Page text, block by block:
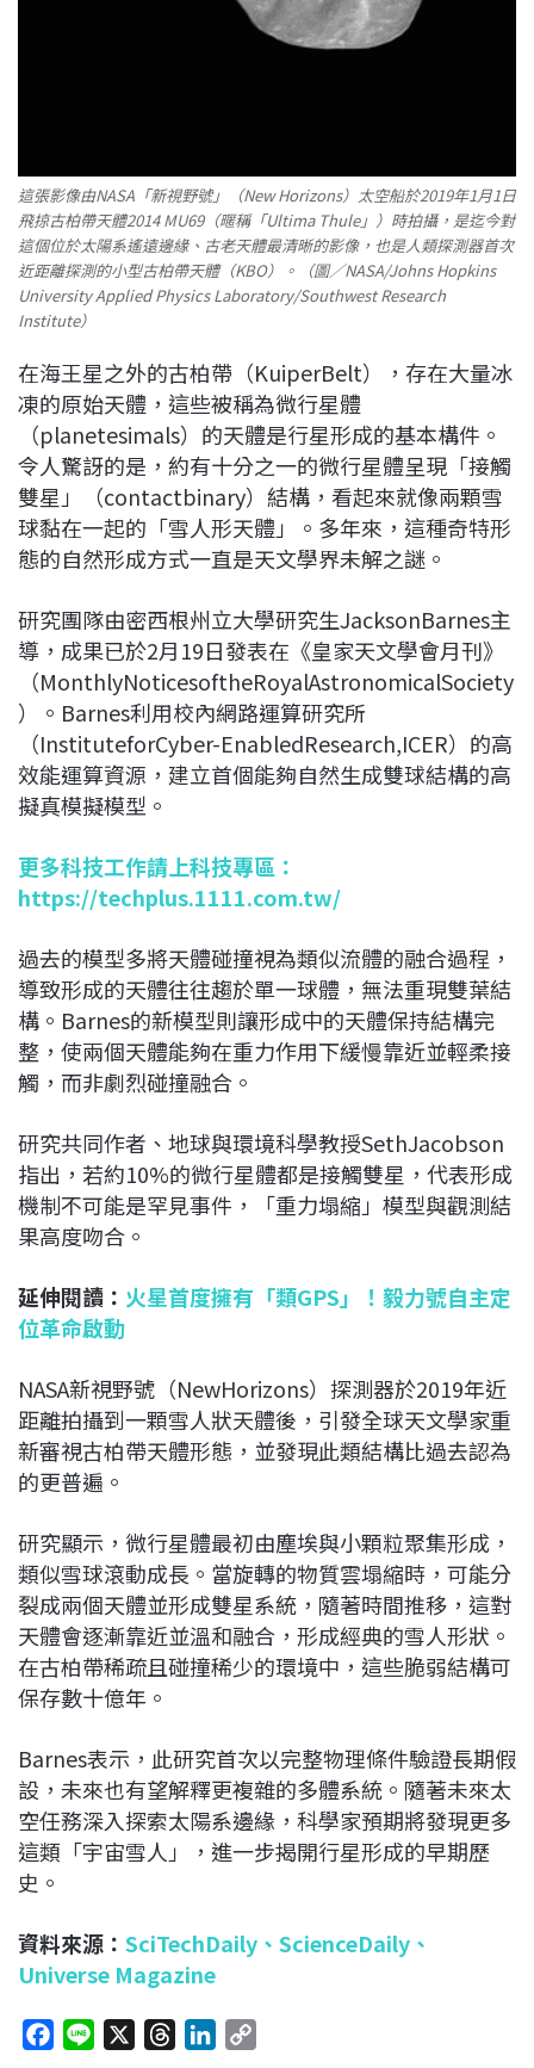
這張影像由NASA「新視野號」（New Horizons）太空船於2019年1月1日
飛掠古柏帶天體2014 MU69（暱稱「Ultima Thule」）時拍攝，是迄今對
這個位於太陽系遙遠邊緣、古老天體最清晰的影像，也是人類探測器首次
近距離探測的小型古柏帶天體（KBO）。（圖／NASA/Johns Hopkins
University Applied Physics Laboratory/Southwest Research
Institute）
在海王星之外的古柏帶（KuiperBelt），存在大量冰
凍的原始天體，這些被稱為微行星體
（planetesimals）的天體是行星形成的基本構件。
令人驚訝的是，約有十分之一的微行星體呈現「接觸
雙星」（contactbinary）結構，看起來就像兩顆雪
球黏在一起的「雪人形天體」。多年來，這種奇特形
態的自然形成方式一直是天文學界未解之謎。
研究團隊由密西根州立大學研究生JacksonBarnes主
導，成果已於2月19日發表在《皇家天文學會月刊》
（MonthlyNoticesoftheRoyalAstronomicalSociety
）。Barnes利用校內網路運算研究所
（InstituteforCyber-EnabledResearch,ICER）的高
效能運算資源，建立首個能夠自然生成雙球結構的高
擬真模擬模型。
更多科技工作請上科技專區：
https://techplus.1111.com.tw/
過去的模型多將天體碰撞視為類似流體的融合過程，
導致形成的天體往往趨於單一球體，無法重現雙葉結
構。Barnes的新模型則讓形成中的天體保持結構完
整，使兩個天體能夠在重力作用下緩慢靠近並輕柔接
觸，而非劇烈碰撞融合。
研究共同作者、地球與環境科學教授SethJacobson
指出，若約10%的微行星體都是接觸雙星，代表形成
機制不可能是罕見事件，「重力塌縮」模型與觀測結
果高度吻合。
延伸閱讀： 火星首度擁有「類GPS」！毅力號自主定
位革命啟動
NASA新視野號（NewHorizons）探測器於2019年近
距離拍攝到一顆雪人狀天體後，引發全球天文學家重
新審視古柏帶天體形態，並發現此類結構比過去認為
的更普遍。
研究顯示，微行星體最初由塵埃與小顆粒聚集形成，
類似雪球滾動成長。當旋轉的物質雲塌縮時，可能分
裂成兩個天體並形成雙星系統，隨著時間推移，這對
天體會逐漸靠近並溫和融合，形成經典的雪人形狀。
在古柏帶稀疏且碰撞稀少的環境中，這些脆弱結構可
保存數十億年。
Barnes表示，此研究首次以完整物理條件驗證長期假
設，未來也有望解釋更複雜的多體系統。隨著未來太
空任務深入探索太陽系邊緣，科學家預期將發現更多
這類「宇宙雪人」，進一步揭開行星形成的早期歷
史。
資料來源： SciTechDaily 、 ScienceDaily、
Universe Magazine